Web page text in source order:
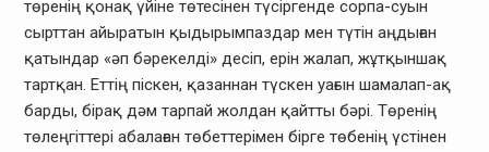
төренің қонақ үйіне төтесінен түсіргенде сорпа-суын
сырттан айыратын қыдырымпаздар мен түтін аңдыған
қатындар «әп бәрекелді» десіп, ерін жалап, жұтқыншақ
тартқан. Еттің піскен, қазаннан түскен уағын шамалап-ақ
барды, бірақ дәм тарпай жолдан қайтты бәрі. Төренің
төлеңгіттері абалаған төбеттерімен бірге төбенің үстінен